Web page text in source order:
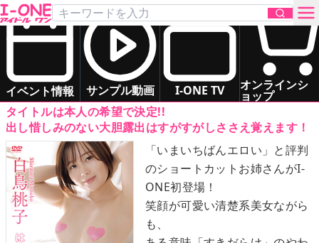
イベント情報 サンプル動画 I-ONE TV オンラインシ
ョップ
お問い合わせ
TOP
DVD
Blu-ray
サンプル動画
白鳥 桃子
DVD
グラマー
お姉さま系
タイトルは本人の希望で決定!!
出し惜しみのない大胆露出はすがすがしささえ覚えます！
「いまいちばんエロい」と評判
のショートカットお姉さんがI-
ONE初登場！
笑顔が可愛い清楚系美女ながら
も、